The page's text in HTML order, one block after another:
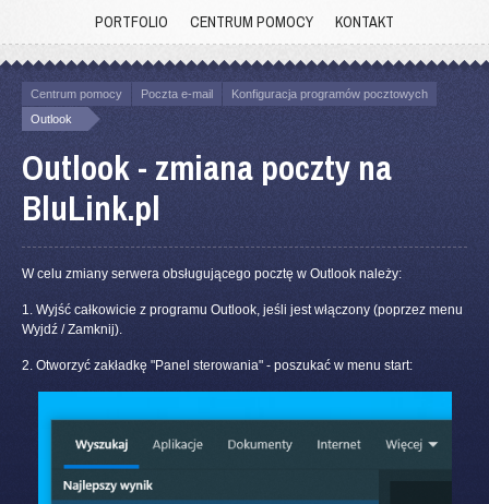
PORTFOLIO
CENTRUM POMOCY KONTAKT
Centrum pomocy Poczta e-mail
Konfiguracja programów pocztowych
Outlook
Outlook - zmiana poczty na
BluLink.pl
W celu zmiany serwera obsługującego pocztę w Outlook należy:
1. Wyjść całkowicie z programu Outlook, jeśli jest włączony (poprzez menu
Wyjdź / Zamknij).
2. Otworzyć zakładkę "Panel sterowania" - poszukać w menu start: